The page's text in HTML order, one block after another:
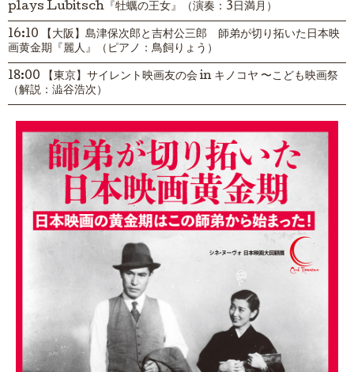
plays Lubitsch『牡蠣の王女』（演奏：3日満月）
16:10 【大阪】島津保次郎と吉村公三郎 師弟が切り拓いた日本映
画黄金期『麗人』（ピアノ：鳥飼りょう）
18:00 【東京】サイレント映画友の会 in キノコヤ 〜こども映画祭
（解説：澁谷浩次）